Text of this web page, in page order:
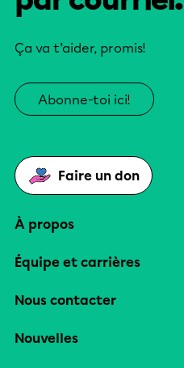
Ça va t’aider, promis!
Abonne-toi ici!
Faire un don
À propos
Équipe et carrières
Nous contacter
Nouvelles